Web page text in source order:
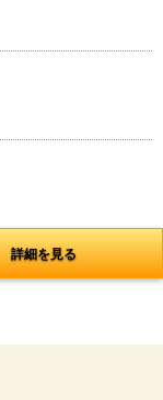
詳細を見る